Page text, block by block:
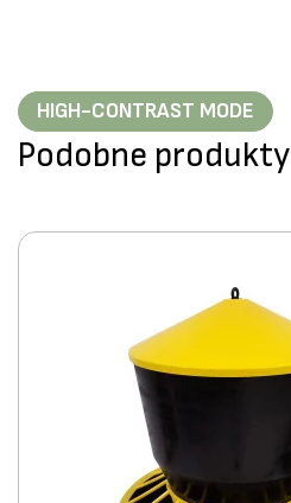
HIGH-CONTRAST MODE
Podobne produkty